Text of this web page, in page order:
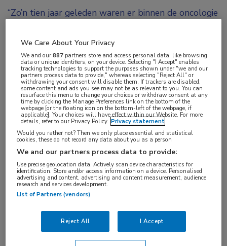
“Zo’n tien jaar geleden waren er binnen de oncologie
immuuntherapie”, vertelt prof. dr. Reno Debets,
hoofd van het laboratorium Tumorimmunologie
binnen de afdeling Interne oncologie. “We hebben
onderzoek gedaan aan adoptieve T-celtherapie.
Hierbij worden autologe T-cellen geïsoleerd en in
het laboratorium middels ‘gene engineering’
geïnstrueerd om een TCR tot expressie te brengen
die tumorcellen herkent. Die TCR T-cellen worden
buiten de patiënt qua aantallen vermeerderd en
daarna aan de patiënt teruggegeven. In 2002
hebben wij de eerste Europese trial uitgevoerd met
gene-engineered T-cellen, destijds met T-cellen die
een chimere antigeenreceptor (CAR) tot expressie
brengen ter behandeling van patiënten met
niercelcarcinoom. Van die pionierstudie hebben we
We Care About Your Privacy
We and our887 partners store and access personal data, like browsing
data or unique identifiers, on your device. Selecting "I Accept" enables
tracking technologies to support the purposes shown under "we and our
partners process data to provide," whereas selecting "Reject All" or
withdrawing your consent will disable them. If trackers are disabled,
some content and ads you see may not be as relevant to you. You can
resurface this menu to change your choices or withdraw consent at any
time by clicking the Manage Preferences link on the bottom of the
webpage [or the floating icon on the bottom-left of the webpage, if
applicable]. Your choices will have effect within our Website. For more
details, refer to our Privacy Policy. Privacy statement
Would you rather not? Then we only place essential and statistical
cookies, these do not record any data about you as a person
We and our partners process data to provide:
Use precise geolocation data. Actively scan device characteristics for
identification. Store and/or access information on a device. Personalised
advertising and content, advertising and content measurement, audience
research and services development.
List of Partners (vendors)
Reject All I Accept